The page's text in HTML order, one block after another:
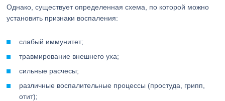
Однако, существует определенная схема, по которой можно
установить признаки воспаления:
слабый иммунитет;
травмирование внешнего уха;
сильные расчесы;
различные воспалительные процессы (простуда, грипп,
отит);